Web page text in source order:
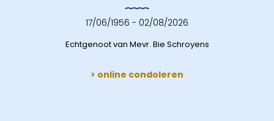
17/06/1956 - 02/08/2026
Echtgenoot van Mevr. Bie Schroyens
> online condoleren